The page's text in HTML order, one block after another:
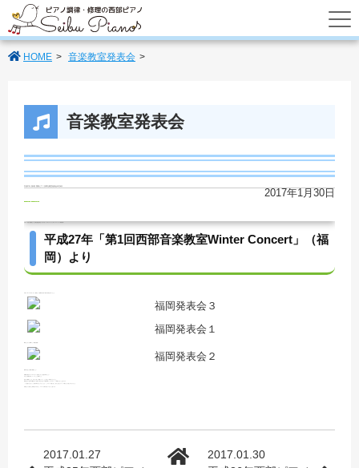
あなたのパートナーの西部ピアノでは調
HOME 音楽教室発表会
音楽教室発表会
2017年1月30日
平成27年「第1回西部音楽教室Winter Concert」（福
岡）より
2017.01.27
2017.01.30